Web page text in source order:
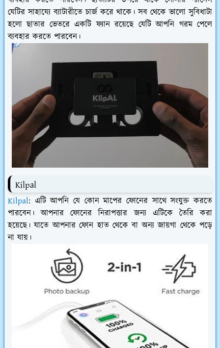
যেটির সাহায্যে ব্যাটারীতে চার্জ করে থাকে। সব থেকে ভালো সুবিধাটা
হলো ছাতার ভেতরে একটি ফ্যান রয়েছে যেটি আপনি গরম পেলে
ব্যবহার করতে পারবেন।
Kilpal
Kilpal: এটি আপনি যে কোন মাপের ফোনের সাথে সংযুক্ত করতে
পারবেন। আপনার ফোনের নিরাপত্তার জন্য এটিকে তৈরি করা
হয়েছে। যাতে আপনার ফোন হাত থেকে বা অন্য জায়গা থেকে পড়ে
না যায়।